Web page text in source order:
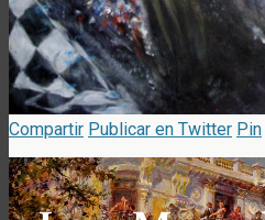
Compartir Publicar en Twitter Pin